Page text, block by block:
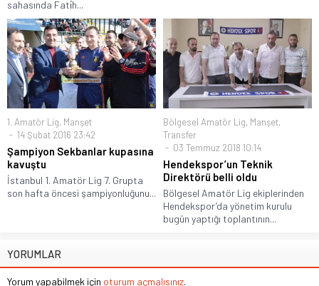
sahasında Fati̇h...
1. Amatör Lig, Manşet
14 Şubat 2016 23:42
Şampiyon Sekbanlar kupasına
kavuştu
İstanbul 1. Amatör Lig 7. Grupta
son hafta öncesi şampiyonluğunu...
Bölgesel Amatör Lig, Manşet,
Transfer
03 Temmuz 2018 10:14
Hendekspor’un Teknik
Direktörü belli oldu
Bölgesel Amatör Lig ekiplerinden
Hendekspor’da yönetim kurulu
bugün yaptığı toplantının...
YORUMLAR
Yorum yapabilmek için oturum açmalısınız.